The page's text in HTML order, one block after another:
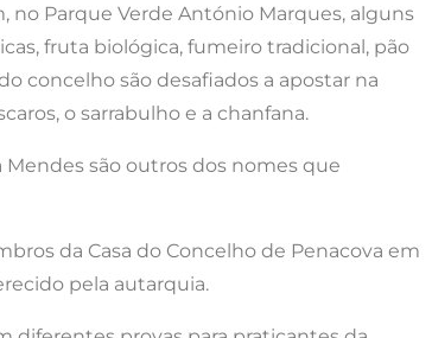
no Parque Verde António Marques, alguns
fruta biológica, fumeiro tradicional, pão
concelho são desafiados a apostar na
o sarrabulho e a chanfana.
Mendes são outros dos nomes que
da Casa do Concelho de Penacova em
pela autarquia.